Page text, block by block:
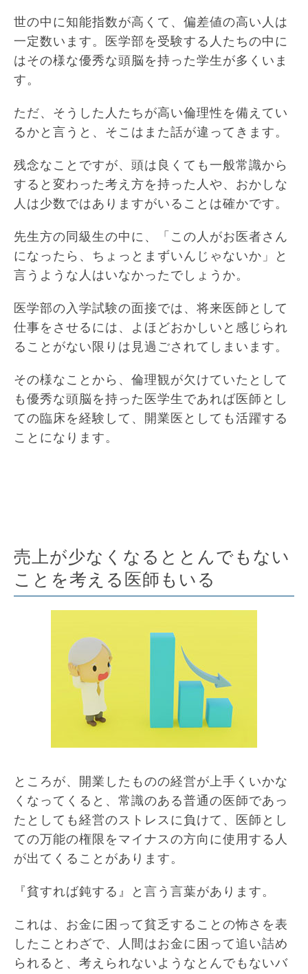
世の中に知能指数が高くて、偏差値の高い人は
一定数います。医学部を受験する人たちの中に
はその様な優秀な頭脳を持った学生が多くいま
す。
ただ、そうした人たちが高い倫理性を備えてい
るかと言うと、そこはまた話が違ってきます。
残念なことですが、頭は良くても一般常識から
すると変わった考え方を持った人や、おかしな
人は少数ではありますがいることは確かです。
先生方の同級生の中に、「この人がお医者さん
になったら、ちょっとまずいんじゃないか」と
言うような人はいなかったでしょうか。
医学部の入学試験の面接では、将来医師として
仕事をさせるには、よほどおかしいと感じられ
ることがない限りは見過ごされてしまいます。
その様なことから、倫理観が欠けていたとして
も優秀な頭脳を持った医学生であれば医師とし
ての臨床を経験して、開業医としても活躍する
ことになります。
売上が少なくなるととんでもない
ことを考える医師もいる
ところが、開業したものの経営が上手くいかな
くなってくると、常識のある普通の医師であっ
たとしても経営のストレスに負けて、医師とし
ての万能の権限をマイナスの方向に使用する人
が出てくることがあります。
『貧すれば鈍する』と言う言葉があります。
これは、お金に困って貧乏することの怖さを表
したことわざで、人間はお金に困って追い詰め
られると、考えられないようなとんでもないバ